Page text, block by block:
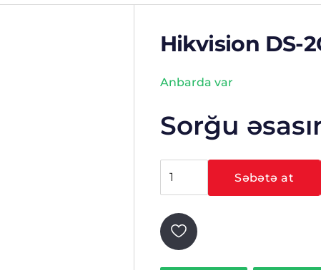
Hikvision DS-
Anbarda var
Sorğu
DS-
A
ədəd
Səbətə at